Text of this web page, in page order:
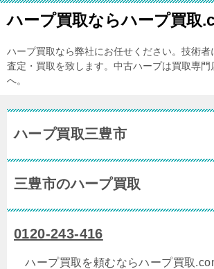
ハープ買取ならハープ買取
ハープ買取なら弊社にお任せください。技術者
査定・買取を致します。中古ハープは買取専
へ。
ハープ買取三豊市
三豊市のハープ買取
0120-243-416
ハープ買取を頼むならハープ買取